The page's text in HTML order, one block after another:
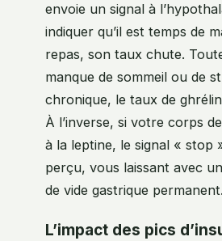
envoie un signal à
indiquer qu’il est temps de
repas, son taux chute.
manque de sommeil ou de
chronique, le taux de
À l’inverse, si votre corps
à la leptine, le signal « stop
perçu, vous laissant avec
de vide gastrique permanent.
L’impact des pics